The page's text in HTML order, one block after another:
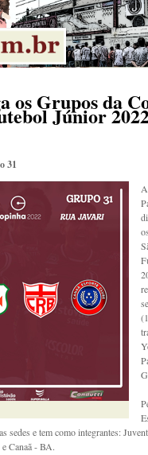
os Grupos da
Júnior
31
sedes e tem como integrantes:
Canaã - BA.